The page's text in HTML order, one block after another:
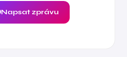
Napsat zprávu